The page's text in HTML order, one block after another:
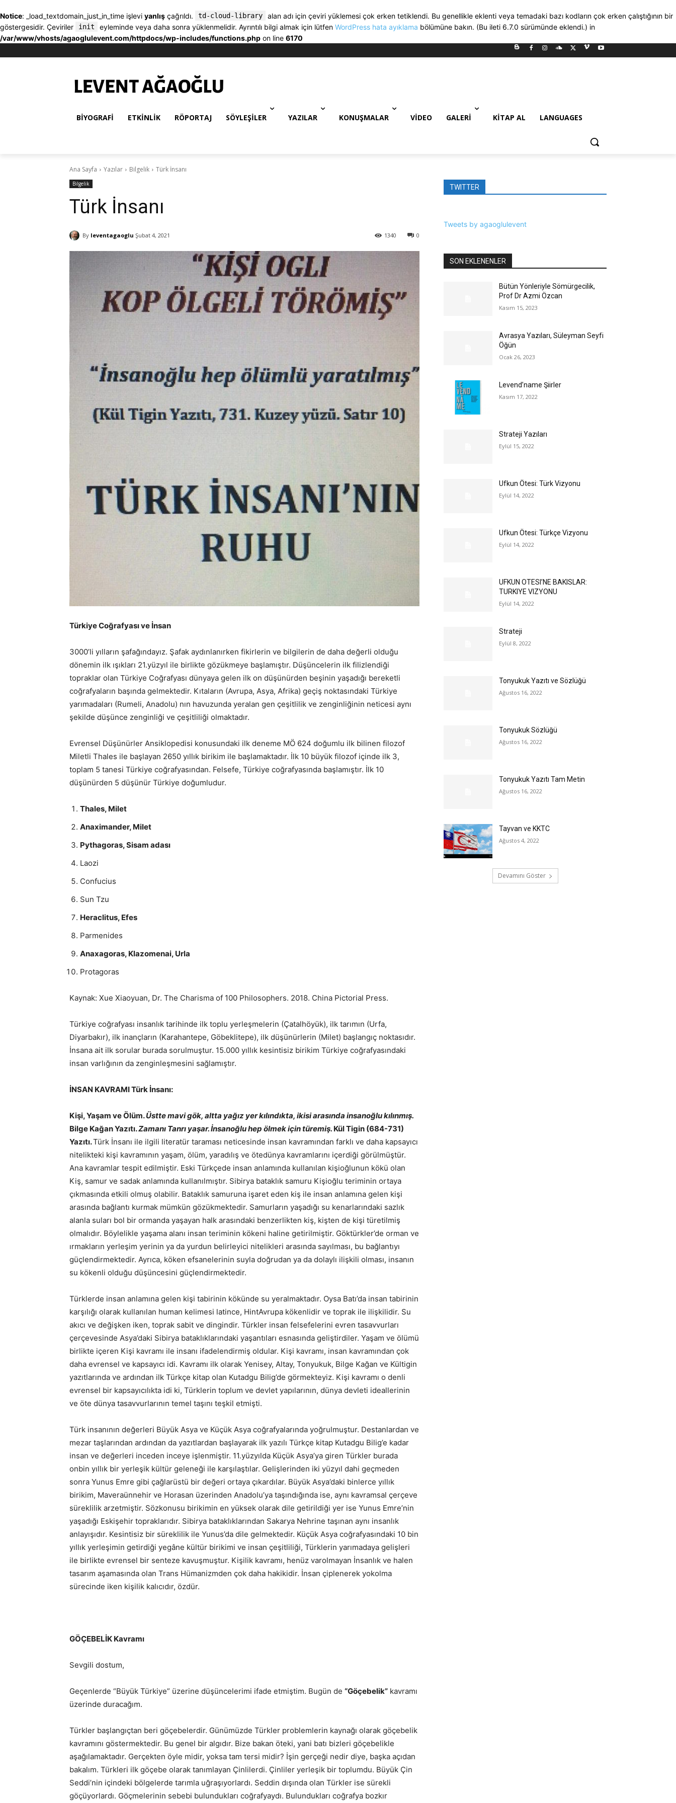
Notice: _load_textdomain_just_in_time işlevi yanlış çağrıldı. td-cloud-library
alan adı için çeviri yüklemesi çok erken tetiklendi. Bu genellikle eklenti veya temadaki bazı kodların çok erken çalıştığının bir
göstergesidir. Çeviriler
init eyleminde veya daha sonra yüklenmelidir. Ayrıntılı bilgi almak için lütfen WordPress hata ayıklama bölümüne bakın. (Bu ileti 6.7.0 sürümünde eklendi.) in
/var/www/vhosts/agaoglulevent.com/httpdocs/wp-includes/functions.php on line 6170
BIYOGRAFI ETKINLIK RÖPORTAJ SÖYLEŞILER YAZILAR KONUŞMALAR VIDEO GALERI KITAP AL LANGUAGES
Ana Sayfa Yazılar Bilgelik Türk İnsanı
Bilgelik
Türk İnsanı
By leventagaoglu Şubat 4, 2021 0
1340
Türkiye Coğrafyası ve İnsan
3000’li yılların şafağındayız. Şafak aydınlanırken fikirlerin ve bilgilerin de daha değerli olduğu
dönemin ilk ışıkları 21.yüzyıl ile birlikte gözükmeye başlamıştır. Düşüncelerin ilk filizlen­diği
topraklar olan Türkiye Coğrafyası dünyaya gelen ilk on düşünürden beşinin yaşadığı bereketli
coğrafyaların başında gelmektedir. Kıtaların (Avrupa, Asya, Afrika) geçiş noktasın­daki Türkiye
yarımadaları (Rumeli, Anadolu) nın havuzunda yeralan gen çeşitlilik ve zenginliğinin neticesi aynı
şekilde düşünce zenginliği ve çeşitliliği olmaktadır.
Evrensel Düşünürler Ansiklopedisi konusundaki ilk deneme MÖ 624 doğumlu ilk bilinen filozof
Miletli Thales ile başlayan 2650 yıllık birikim ile başlamaktadır. İlk 10 büyük filozof içinde ilk 3,
toplam 5 tanesi Türkiye coğrafyasından. Felsefe, Türkiye coğ­rafyasında başlamıştır. İlk 10
düşünürden 5 düşünür Türkiye doğumludur.
Thales, Milet
Anaximander, Milet
Pythagoras, Sisam adası
Laozi
Confucius
Sun Tzu
Heraclitus, Efes
Parmenides
Anaxagoras, Klazomenai, Urla
Protagoras
Kaynak: Xue Xiaoyuan, Dr. The Charisma of 100 Philosophers. 2018. China Pictorial Press.
Türkiye coğrafyası insanlık tarihinde ilk toplu yerleşmelerin (Çatalhöyük), ilk tarımın (Urfa,
Diyarbakır), ilk inançların (Karahantepe, Göbeklitepe), ilk düşünürlerin (Milet) başlangıç noktasıdır.
İnsana ait ilk sorular burada sorulmuştur. 15.000 yıllık kesintisiz birikim Türkiye coğrafyasındaki
insan varlığının da zenginleşmesini sağlamıştır.
İNSAN KAVRAMI Türk İnsanı:
Kişi, Yaşam ve Ölüm.Üstte mavi gök, altta yağız yer kılındıkta, ikisi arasında insanoğlu kılınmış.
Bilge Kağan Yazıtı.Zamanı Tanrı yaşar. İnsanoğlu hep ölmek için türemiş. Kül Tigin (684-731)
Yazıtı.Türk İnsanı ile ilgili literatür taraması neticesinde insan kavramından farklı ve daha kapsayıcı
nitelikteki kişi kavramının yaşam, ölüm, yaradılış ve ötedünya kavramlarını içerdiği görülmüştür.
Ana kavramlar tespit edilmiştir. Eski Türkçede insan anlamında kullanılan kişioğlunun kökü olan
Kiş, samur ve sadak anlamında kullanılmıştır. Sibirya bataklık samuru Kişioğlu teriminin ortaya
çıkmasında etkili olmuş olabilir. Bataklık samuruna işaret eden kiş ile insan anlamına gelen kişi
arasında bağlantı kurmak mümkün gözükmektedir. Samurların yaşadığı su kenarlarındaki sazlık
alanla suları bol bir ormanda yaşayan halk arasındaki benzerlikten kiş, kişten de kişi türetilmiş
olmalıdır. Böylelikle yaşama alanı insan teriminin kökeni haline getirilmiştir. Göktürkler’de orman ve
ırmakların yerleşim yerinin ya da yurdun belirleyici nitelikleri arasında sayılması, bu bağlantıyı
güçlendirmektedir. Ayrıca, köken efsanelerinin suyla doğrudan ya da dolaylı ilişkili olması, insanın
su kökenli olduğu düşüncesini güçlendirmektedir.
Türklerde insan anlamına gelen kişi tabirinin kökünde su yeralmaktadır. Oysa Batı’da insan tabirinin
karşılığı olarak kullanılan human kelimesi latince, HintAvrupa kökenlidir ve toprak ile ilişkilidir. Su
akıcı ve değişken iken, toprak sabit ve dingindir. Türkler insan felsefelerini evren tasavvurları
çerçevesinde Asya’daki Sibirya bataklıklarındaki yaşantıları esnasında geliştirdiler. Yaşam ve ölümü
birlikte içeren Kişi kavramı ile insanı ifadelendirmiş oldular. Kişi kavramı, insan kavramından çok
daha evrensel ve kapsayıcı idi. Kavramı ilk olarak Yenisey, Altay, Tonyukuk, Bilge Kağan ve Kültigin
yazıtlarında ve ardından ilk Türkçe kitap olan Kutadgu Bilig’de görmekteyiz. Kişi kavramı o denli
evrensel bir kapsayıcılıkta idi ki, Türklerin toplum ve devlet yapılarının, dünya devleti ideallerinin
ve öte dünya tasavvurlarının temel taşını teşkil etmişti.
Türk insanının değerleri Büyük Asya ve Küçük Asya coğrafyalarında yoğrulmuştur. Destanlardan ve
mezar taşlarından ardından da yazıtlardan başlayarak ilk yazılı Türkçe kitap Kutadgu Bilig’e kadar
insan ve değerleri inceden inceye işlenmiştir. 11.yüzyılda Küçük Asya’ya giren Türkler burada
onbin yıllık bir yerleşik kültür geleneği ile karşılaştılar. Gelişlerinden iki yüzyıl dahi geçmeden
sonra Yunus Emre gibi çağlarüstü bir değeri ortaya çıkardılar. Büyük Asya’daki binlerce yıllık
birikim, Maveraünnehir ve Horasan üzerinden Anadolu’ya taşındığında ise, aynı kavramsal çerçeve
süreklilik arzetmiştir. Sözkonusu birikimin en yüksek olarak dile getirildiği yer ise Yunus Emre’nin
yaşadığı Eskişehir topraklarıdır. Sibirya bataklıklarından Sakarya Nehrine taşınan aynı insanlık
anlayışıdır. Kesintisiz bir süreklilik ile Yunus’da dile gelmektedir. Küçük Asya coğrafyasındaki 10 bin
yıllık yerleşimin getirdiği yegâne kültür birikimi ve insan çeşitliliği, Türklerin yarımadaya gelişleri
ile birlikte evrensel bir senteze kavuşmuştur. Kişilik kavramı, henüz varolmayan İnsanlık ve halen
tasarım aşamasında olan Trans Hümanizmden çok daha hakikidir. İnsan çiplenerek yokolma
sürecinde iken kişilik kalıcıdır, özdür.
GÖÇEBELİK Kavramı
Sevgili dostum,
Geçenlerde “Büyük Türkiye” üzerine düşüncelerimi ifade etmiştim. Bugün de “Göçebelik” kavramı
üzerinde duracağım.
Türkler başlangıçtan beri göçebelerdir. Günümüzde Türkler problemlerin kaynağı olarak göçebelik
kavramını göstermektedir. Bu genel bir algıdır. Bize bakan öteki, yani batı bizleri göçebelikle
aşağılamaktadır. Gerçekten öyle midir, yoksa tam tersi midir? İşin gerçeği nedir diye, başka açıdan
bakalım. Türkleri ilk göçebe olarak tanımlayan Çinlilerdi. Çinliler yerleşik bir toplumdu. Büyük Çin
Seddi’nin içindeki bölgelerde tarımla uğraşıyorlardı. Seddin dışında olan Türkler ise sürekli
göçüyorlardı. Göçmelerinin sebebi bulundukları coğrafyaydı. Bulundukları coğrafya bozkır
TWITTER
Tweets by agaoglulevent
SON EKLENENLER
Bütün Yönleriyle Sömürgecilik,
Prof Dr Azmi Özcan
Kasım 15, 2023
Avrasya Yazıları, Süleyman Seyfi
Öğün
Ocak 26, 2023
Levend’name Şiirler
Kasım 17, 2022
Strateji Yazıları
Eylül 15, 2022
Ufkun Ötesi: Türk Vizyonu
Eylül 14, 2022
Ufkun Ötesi: Türkçe Vizyonu
Eylül 14, 2022
UFKUN OTESI’NE BAKISLAR:
TURKIYE VIZYONU
Eylül 14, 2022
Strateji
Eylül 8, 2022
Tonyukuk Yazıtı ve Sözlüğü
Ağustos 16, 2022
Tonyukuk Sözlüğü
Ağustos 16, 2022
Tonyukuk Yazıtı Tam Metin
Ağustos 16, 2022
Tayvan ve KKTC
Ağustos 4, 2022
Devamını Göster